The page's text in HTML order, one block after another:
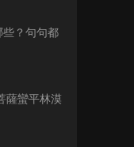
？句句都
薩蠻平林漠